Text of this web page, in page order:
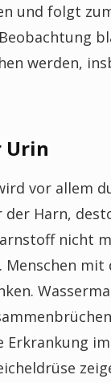
und folgt
werden,
Urin
vor allem
Harn,
nicht
Menschen